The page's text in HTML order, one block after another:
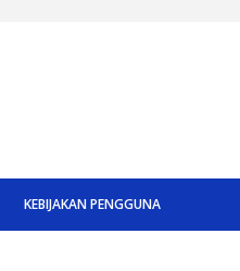
KEBIJAKAN PENGGUNA